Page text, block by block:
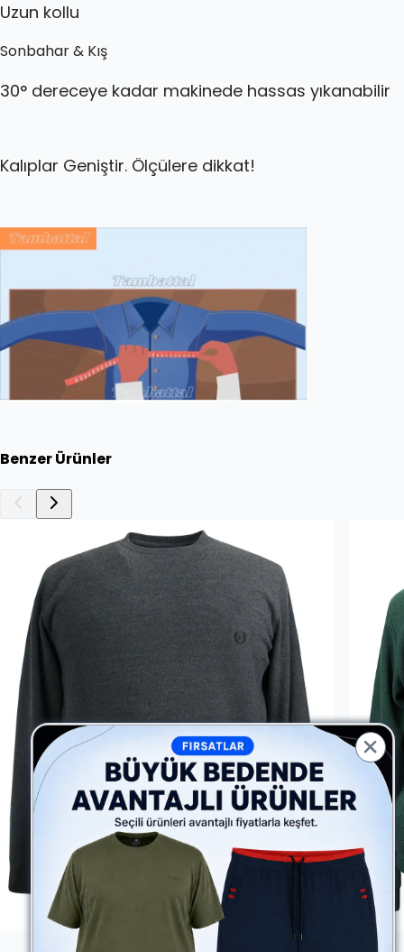
Uzun kollu
Sonbahar & Kış
30° dereceye kadar makinede hassas yıkanabilir
Kalıplar Geniştir. Ölçülere dikkat!
Benzer Ürünler